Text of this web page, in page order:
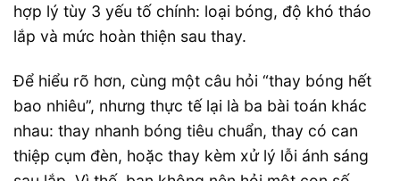
hợp lý tùy 3 yếu tố chính: loại bóng, độ khó tháo
lắp và mức hoàn thiện sau thay.
Để hiểu rõ hơn, cùng một câu hỏi “thay bóng hết
bao nhiêu”, nhưng thực tế lại là ba bài toán khác
nhau: thay nhanh bóng tiêu chuẩn, thay có can
thiệp cụm đèn, hoặc thay kèm xử lý lỗi ánh sáng